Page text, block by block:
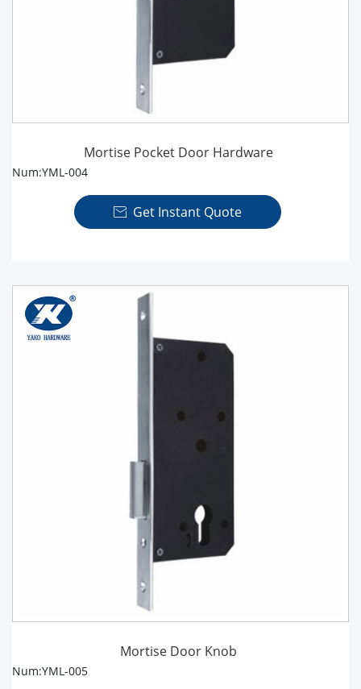
Mortise Pocket Door Hardware
Num:YML-004
 Get Instant Quote
Mortise Door Knob
Num:YML-005